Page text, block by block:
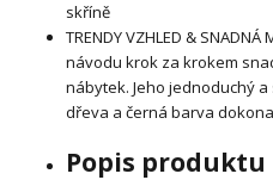
skříně
TRENDY VZHLED &
návodu krok za krokem
nábytek. Jeho jednoduchý
dřeva a černá barva
Popis produktu